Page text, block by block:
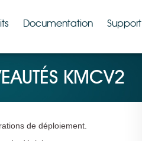
Documentation Support
KMCV2
de déploiement.